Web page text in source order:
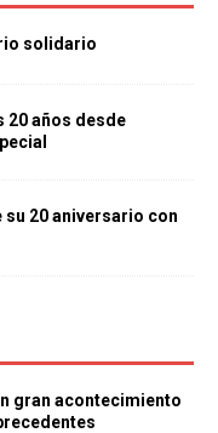
solidario
20 años desde
su 20 aniversario con
gran acontecimiento